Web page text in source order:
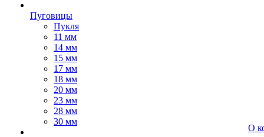
Пуговицы
Пукля
11 мм
14 мм
15 мм
17 мм
18 мм
20 мм
23 мм
28 мм
30 мм
О